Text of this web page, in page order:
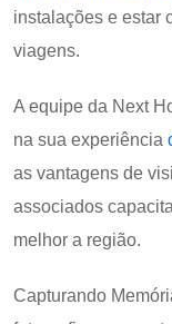
instalações e estar
viagens.
A equipe da Next
na sua experiência
as vantagens de
associados
melhor a região.
Capturando